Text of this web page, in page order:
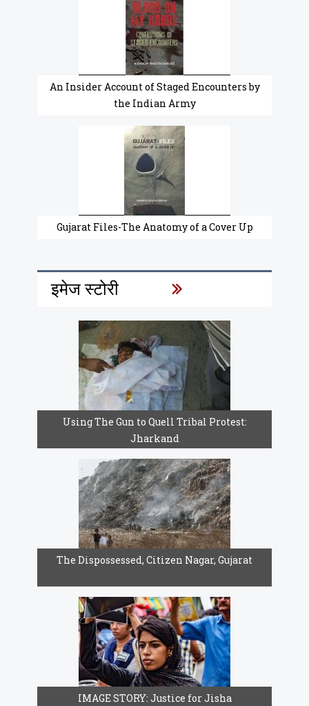
An Insider Account of Staged Encounters by
the Indian Army
Gujarat Files-The Anatomy of a Cover Up
इमेज स्टोरी
Using The Gun to Quell Tribal Protest:
Jharkand
The Dispossessed, Citizen Nagar, Gujarat
IMAGE STORY: Justice for Jisha